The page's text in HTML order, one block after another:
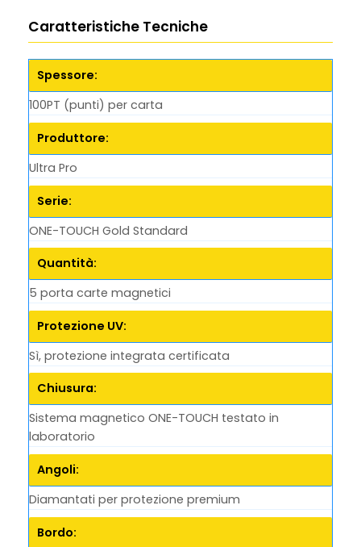
Caratteristiche Tecniche
Spessore:
100PT (punti) per carta
Produttore:
Ultra Pro
Serie:
ONE-TOUCH Gold Standard
Quantità:
5 porta carte magnetici
Protezione UV:
Sì, protezione integrata certificata
Chiusura:
Sistema magnetico ONE-TOUCH testato in
laboratorio
Angoli:
Diamantati per protezione premium
Bordo: